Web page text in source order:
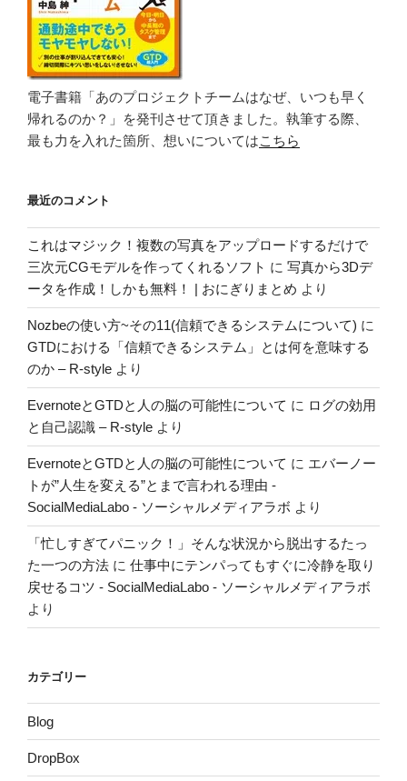
電子書籍「あのプロジェクトチームはなぜ、いつも早く
帰れるのか？」を発刊させて頂きました。執筆する際、
最も力を入れた箇所、想いについてはこちら
最近のコメント
これはマジック！複数の写真をアップロードするだけで
三次元CGモデルを作ってくれるソフト に 写真から3Dデ
ータを作成！しかも無料！ | おにぎりまとめ より
Nozbeの使い方~その11(信頼できるシステムについて) に
GTDにおける「信頼できるシステム」とは何を意味する
のか – R-style より
EvernoteとGTDと人の脳の可能性について に ログの効用
と自己認識 – R-style より
EvernoteとGTDと人の脳の可能性について に エバーノー
トが”人生を変える”とまで言われる理由 -
SocialMediaLabo - ソーシャルメディアラボ より
「忙しすぎてパニック！」そんな状況から脱出するたっ
た一つの方法 に 仕事中にテンパってもすぐに冷静を取り
戻せるコツ - SocialMediaLabo - ソーシャルメディアラボ
より
カテゴリー
Blog
DropBox